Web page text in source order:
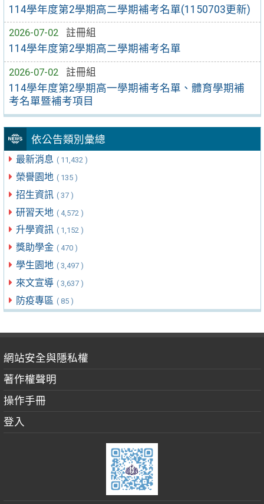
114學年度第2學期高二學期補考名單(1150703更新)
2026-07-02
註冊組
114學年度第2學期高二學期補考名單
2026-07-02
註冊組
114學年度第2學期高一學期補考名單、體育學期補
考名單暨補考項目
依公告類別彙總
最新消息 ( 11,432 )
榮譽園地 ( 135 )
招生資訊 ( 37 )
研習天地 ( 4,572 )
升學資訊 ( 1,152 )
獎助學金 ( 470 )
學生園地 ( 3,497 )
來文宣導 ( 3,637 )
防疫專區 ( 85 )
網站安全與隱私權
著作權聲明
操作手冊
登入